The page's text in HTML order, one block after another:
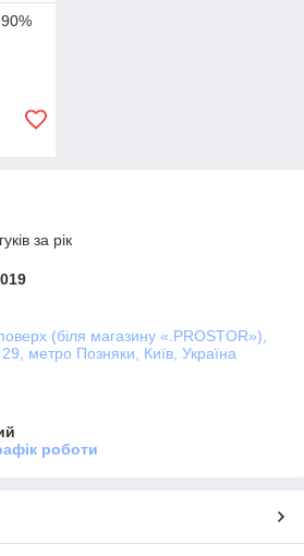
за рік
(біля магазину «.PROSTOR»),
метро Позняки, Київ, Україна
роботи